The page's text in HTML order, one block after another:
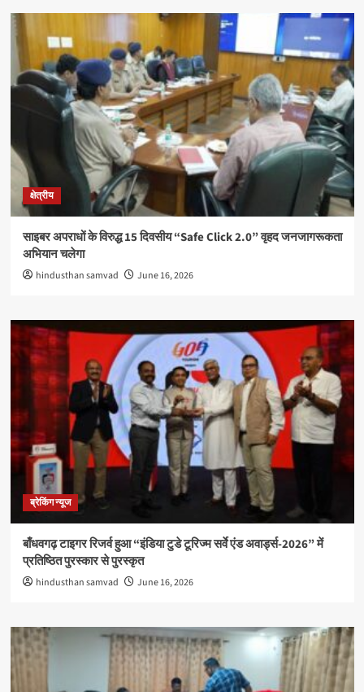
क्षेत्रीय
साइबर अपराधों के विरुद्ध 15 दिवसीय “Safe Click 2.0” वृहद जनजागरूकता
अभियान चलेगा
hindusthan samvad June 16, 2026
ब्रेकिंग न्यूज
बाँधवगढ़ टाइगर रिजर्व हुआ “इंडिया टुडे टूरिज्म सर्वे एंड अवार्ड्स-2026” में
प्रतिष्ठित पुरस्कार से पुरस्कृत
hindusthan samvad June 16, 2026